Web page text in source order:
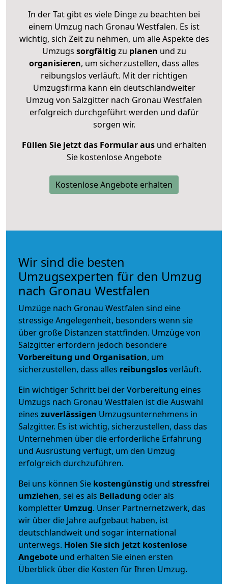
In der Tat gibt es viele Dinge zu beachten bei
einem Umzug nach Gronau Westfalen. Es ist
wichtig, sich Zeit zu nehmen, um alle Aspekte des
Umzugs sorgfältig zu planen und zu
organisieren, um sicherzustellen, dass alles
reibungslos verläuft. Mit der richtigen
Umzugsfirma kann ein deutschlandweiter
Umzug von Salzgitter nach Gronau Westfalen
erfolgreich durchgeführt werden und dafür
sorgen wir.
Füllen Sie jetzt das Formular ausund erhalten
Sie kostenlose Angebote
Kostenlose Angebote erhalten
Wir sind die besten
Umzugsexperten für den Umzug
nach Gronau Westfalen
Umzüge nach Gronau Westfalen sind eine
stressige Angelegenheit, besonders wenn sie
über große Distanzen stattfinden. Umzüge von
Salzgitter erfordern jedoch besondere
Vorbereitung und Organisation, um
sicherzustellen, dass alles reibungslosverläuft.
Ein wichtiger Schritt bei der Vorbereitung eines
Umzugs nach Gronau Westfalen ist die Auswahl
eines zuverlässigen Umzugsunternehmens in
Salzgitter. Es ist wichtig, sicherzustellen, dass das
Unternehmen über die erforderliche Erfahrung
und Ausrüstung verfügt, um den Umzug
erfolgreich durchzuführen.
Bei uns können Sie kostengünstig und stressfrei
umziehen, sei es als Beiladung oder als
kompletter Umzug. Unser Partnernetzwerk, das
wir über die Jahre aufgebaut haben, ist
deutschlandweit und sogar international
unterwegs. Holen Sie sich jetzt kostenlose
Angebote und erhalten Sie einen ersten
Überblick über die Kosten für Ihren Umzug.